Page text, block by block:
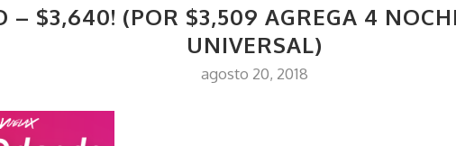
– $3,640! (POR $3,509 AGREGA 4
UNIVERSAL)
agosto 20, 2018